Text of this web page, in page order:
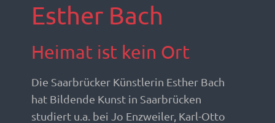
Esther Bach
Heimat ist kein Ort
Die Saarbrücker Künstlerin Esther Bach
hat Bildende Kunst in Saarbrücken
studiert u.a. bei Jo Enzweiler, Karl-Otto